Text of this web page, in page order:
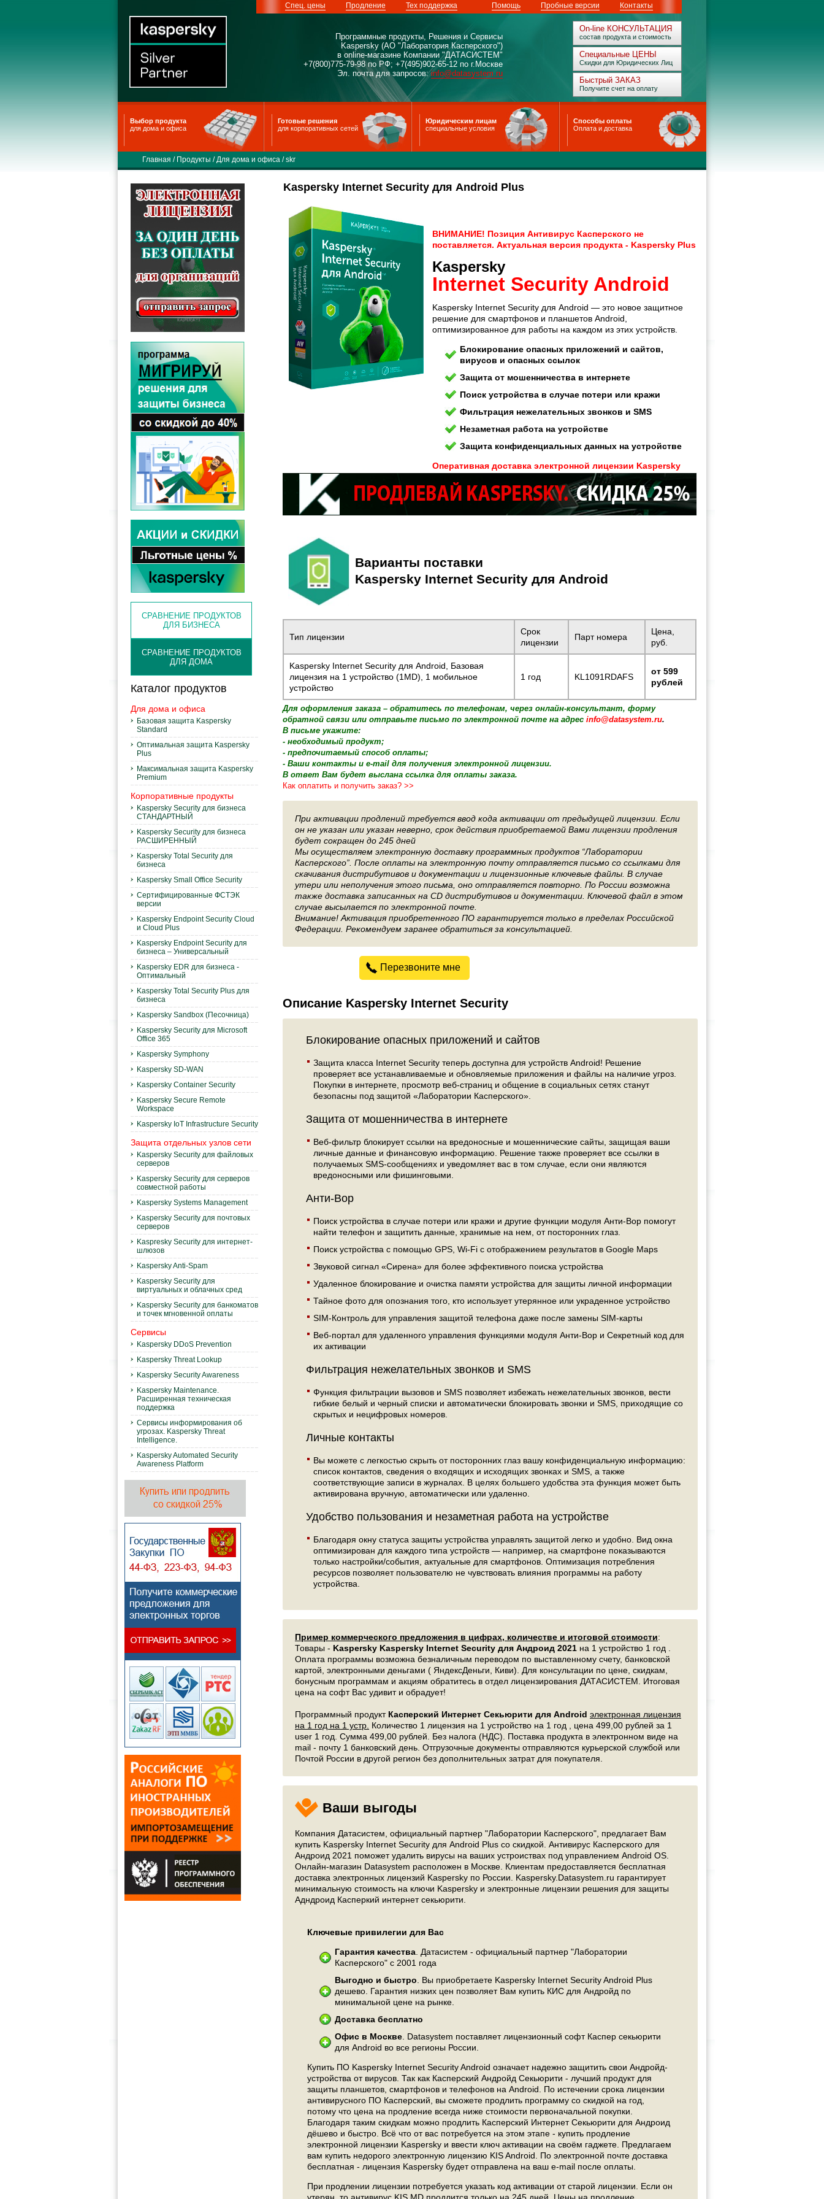
Спец. цены Продление Тех поддержка Помощь Пробные версии Контакты
Программные продукты, Решения и Сервисы
Kaspersky (АО "Лаборатория Касперского")
в online-магазине Компании "ДАТАСИСТЕМ"
+7(800)775-79-98 по РФ; +7(495)902-65-12 по г.Москве
Эл. почта для запросов:info@datasystem.ru
On-line КОНСУЛЬТАЦИЯ
состав продукта и стоимость
Специальные ЦЕНЫ
Скидки для Юридических Лиц
Быстрый ЗАКАЗ
Получите счет на оплату
Выбор продукта
для дома и офиса
Готовые решения
для корпоративных сетей
Юридическим лицам
специальные условия
Способы оплаты
Оплата и доставка
Главная / Продукты /Для дома и офиса /skr
СРАВНЕНИЕ ПРОДУКТОВ
ДЛЯ БИЗНЕСА
СРАВНЕНИЕ ПРОДУКТОВ
ДЛЯ ДОМА
Каталог продуктов
Для дома и офиса
Базовая защита Kaspersky
Standard
Оптимальная защита Kaspersky
Plus
Максимальная защита Kaspersky
Premium
Корпоративные продукты
Kaspersky Security для бизнеса
СТАНДАРТНЫЙ
Kaspersky Security для бизнеса
РАСШИРЕННЫЙ
Kaspersky Total Security для
бизнеса
Kaspersky Small Office Security
Сертифицированные ФСТЭК
версии
Kaspersky Endpoint Security Cloud
и Cloud Plus
Kaspersky Endpoint Security для
бизнеса – Универсальный
Kaspersky EDR для бизнеса -
Оптимальный
Kaspersky Total Security Plus для
бизнеса
Kaspersky Sandbox (Песочница)
Kaspersky Security для Microsoft
Office 365
Kaspersky Symphony
Kaspersky SD-WAN
Kaspersky Container Security
Kaspersky Secure Remote
Workspace
Kaspersky IoT Infrastructure Security
Защита отдельных узлов сети
Kaspersky Security для файловых
серверов
Kaspersky Security для серверов
совместной работы
Kaspersky Systems Management
Kaspersky Security для почтовых
серверов
Kaspresky Security для интернет-
шлюзов
Kaspersky Anti-Spam
Kaspersky Security для
виртуальных и облачных сред
Kaspersky Security для банкоматов
и точек мгновенной оплаты
Сервисы
Kaspersky DDoS Prevention
Kaspersky Threat Lookup
Kaspersky Security Awareness
Kaspersky Maintenance.
Расширенная техническая
поддержка
Сервисы информирования об
угрозах. Kaspersky Threat
Intelligence.
Kaspersky Automated Security
Awareness Platform
Kaspersky Internet Security для Android Plus
ВНИМАНИЕ! Позиция Антивирус Касперского не
поставляется. Актуальная версия продукта - Kaspersky Plus
Kaspersky
Internet Security Android
Kaspersky Internet Security для Android — это новое защитное
решение для смартфонов и планшетов Android,
оптимизированное для работы на каждом из этих устройств.
Блокирование опасных приложений и сайтов,
вирусов и опасных ссылок
Защита от мошенничества в интернете
Поиск устройства в случае потери или кражи
Фильтрация нежелательных звонков и SMS
Незаметная работа на устройстве
Защита конфиденциальных данных на устройстве
Оперативная доставка электронной лицензии Kaspersky
Варианты поставки
Kaspersky Internet Security для Android
Тип лицензии
Срок
лицензии
Парт номера
Цена,
руб.
Kaspersky Internet Security для Android, Базовая
лицензия на 1 устройство (1MD), 1 мобильное
устройство
1 год KL1091RDAFS
от 599
рублей
Для оформления заказа – обратитесь по телефонам, через онлайн-консультант, форму
обратной связи или отправьте письмо по электронной почте на адрес info@datasystem.ru.
В письме укажите:
- необходимый продукт;
- предпочитаемый способ оплаты;
- Ваши контакты и e-mail для получения электронной лицензии.
В ответ Вам будет выслана ссылка для оплаты заказа.
Как оплатить и получить заказ? >>
При активации продлений требуется ввод кода активации от предыдущей лицензии. Если
он не указан или указан неверно, срок действия приобретаемой Вами лицензии продления
будет сокращен до 245 дней
Мы осуществляем электронную доставку программных продуктов “Лаборатории
Касперского”. После оплаты на электронную почту отправляется письмо со ссылками для
скачивания дистрибутивов и документации и лицензионные ключевые файлы. В случае
утери или неполучения этого письма, оно отправляется повторно. По России возможна
также доставка записанных на CD дистрибутивов и документации. Ключевой файл в этом
случае высылается по электронной почте.
Внимание! Активация приобретенного ПО гарантируется только в пределах Российской
Федерации. Рекомендуем заранее обратиться за консультацией.
Перезвоните мне
Описание Kaspersky Internet Security
Блокирование опасных приложений и сайтов
Защита класса Internet Security теперь доступна для устройств Android! Решение
проверяет все устанавливаемые и обновляемые приложения и файлы на наличие угроз.
Покупки в интернете, просмотр веб-страниц и общение в социальных сетях станут
безопасны под защитой «Лаборатории Касперского».
Защита от мошенничества в интернете
Веб-фильтр блокирует ссылки на вредоносные и мошеннические сайты, защищая ваши
личные данные и финансовую информацию. Решение также проверяет все ссылки в
получаемых SMS-сообщениях и уведомляет вас в том случае, если они являются
вредоносными или фишинговыми.
Анти-Вор
Поиск устройства в случае потери или кражи и другие функции модуля Анти-Вор помогут
найти телефон и защитить данные, хранимые на нем, от посторонних глаз.
Поиск устройства с помощью GPS, Wi-Fi с отображением результатов в Google Maps
Звуковой сигнал «Сирена» для более эффективного поиска устройства
Удаленное блокирование и очистка памяти устройства для защиты личной информации
Тайное фото для опознания того, кто использует утерянное или украденное устройство
SIM-Контроль для управления защитой телефона даже после замены SIM-карты
Веб-портал для удаленного управления функциями модуля Анти-Вор и Секретный код для
их активации
Фильтрация нежелательных звонков и SMS
Функция фильтрации вызовов и SMS позволяет избежать нежелательных звонков, вести
гибкие белый и черный списки и автоматически блокировать звонки и SMS, приходящие со
скрытых и нецифровых номеров.
Личные контакты
Вы можете с легкостью скрыть от посторонних глаз вашу конфиденциальную информацию:
список контактов, сведения о входящих и исходящих звонках и SMS, а также
соответствующие записи в журналах. В целях большего удобства эта функция может быть
активирована вручную, автоматически или удаленно.
Удобство пользования и незаметная работа на устройстве
Благодаря окну статуса защиты устройства управлять защитой легко и удобно. Вид окна
оптимизирован для каждого типа устройств — например, на смартфоне показываются
только настройки/события, актуальные для смартфонов. Оптимизация потребления
ресурсов позволяет пользователю не чувствовать влияния программы на работу
устройства.
Пример коммерческого предложения в цифрах, количестве и итоговой стоимости:
Товары - Kaspersky Kaspersky Internet Security для Андроид 2021 на 1 устройство 1 год .
Оплата программы возможна безналичным переводом по выставленному счету, банковской
картой, электронными деньгами ( ЯндексДеньги, Киви). Для консультации по цене, скидкам,
бонусным программам и акциям обратитесь в отдел лицензирования ДАТАСИСТЕМ. Итоговая
цена на софт Вас удивит и обрадует!
Программный продукт Касперский Интернет Секьюрити для Android электронная лицензия
на 1 год на 1 устр. Количество 1 лицензия на 1 устройство на 1 год , цена 499,00 рублей за 1
user 1 год. Сумма 499,00 рублей. Без налога (НДС). Поставка продукта в электронном виде на
mail - почту 1 банковский день. Отгрузочные документы отправляются курьерской службой или
Почтой России в другой регион без дополнительных затрат для покупателя.
Ваши выгоды
Компания Датасистем, официальный партнер "Лаборатории Касперского", предлагает Вам
купить Kaspersky Internet Security для Android Plus со скидкой. Антивирус Касперского для
Андроид 2021 поможет удалить вирусы на ваших устроиствах под управлением Android OS.
Онлайн-магазин Datasystem расположен в Москве. Клиентам предоставляется бесплатная
доставка электронных лицензий Kaspersky по России. Kaspersky.Datasystem.ru гарантирует
минимальную стоимость на ключи Kaspersky и электронные лицензии решения для защиты
Адндроид Касперкий интернет секьюрити.
Ключевые привилегии для Вас
Гарантия качества. Датасистем - официальный партнер "Лаборатории
Касперского" с 2001 года
Выгодно и быстро. Вы приобретаете Kaspersky Internet Security Android Plus
дешево. Гарантия низких цен позволяет Вам купить КИС для Андройд по
минимальной цене на рынке.
Доставка бесплатно
Офис в Москве. Datasystem поставляет лицензионный софт Каспер секьюрити
для Android во все регионы России.
Купить ПО Kaspersky Internet Security Android означает надежно защитить свои Андройд-
устройства от вирусов. Так как Касперский Андройд Секьюрити - лучший продукт для
защиты планшетов, смартфонов и телефонов на Android. По истечении срока лицензии
антивирусного ПО Касперский, вы сможете продлить программу со скидкой на год,
потому что цена на продление всегда ниже стоимости первоначальной покупки.
Благодаря таким скидкам можно продлить Касперский Интернет Секьюрити для Андроид
дёшево и быстро. Всё что от вас потребуется на этом этапе - купить продление
электронной лицензии Kaspersky и ввести ключ активации на своём гаджете. Предлагаем
вам купить недорого электронную лицензию KIS Android. По электронной почте доставка
бесплатная - лицензия Kaspersky будет отправлена на ваш e-mail после оплаты.
При продлении лицензии потребуется указать код активации от старой лицензии. Если он